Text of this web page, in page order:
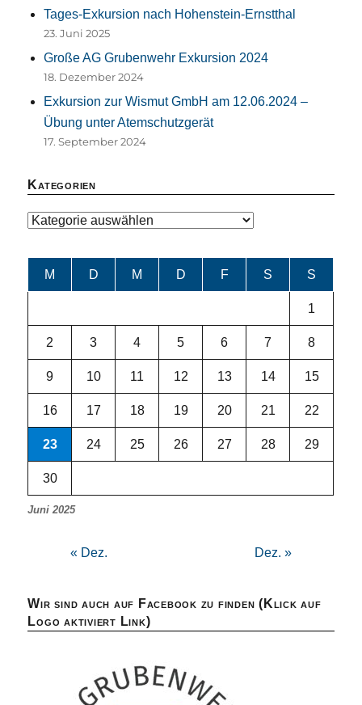
Tages-Exkursion nach Hohenstein-Ernstthal
23. Juni 2025
Große AG Grubenwehr Exkursion 2024
18. Dezember 2024
Exkursion zur Wismut GmbH am 12.06.2024 –
Übung unter Atemschutzgerät
17. September 2024
Kategorien
Kategorien
Juni 2025
M D M D F S S
1
2 3 4 5 6 7 8
9 10 11 12 13 14 15
16 17 18 19 20 21 22
23 24 25 26 27 28 29
30
« Dez. Dez. »
Wir sind auch auf Facebook zu finden (Klick auf
Logo aktiviert Link)